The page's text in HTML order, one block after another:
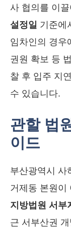
사 협의를 이
설정일 기준에
임차인의 경우
권원 확보 등
찰 후 입주 지
수 있습니다.
관할 법
이드
부산광역시 사
거제동 본원이
지방법원 서부
근 서부산권